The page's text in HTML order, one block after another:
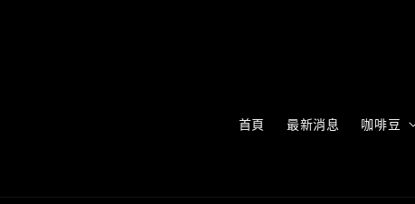
首頁 最新消息 咖啡豆